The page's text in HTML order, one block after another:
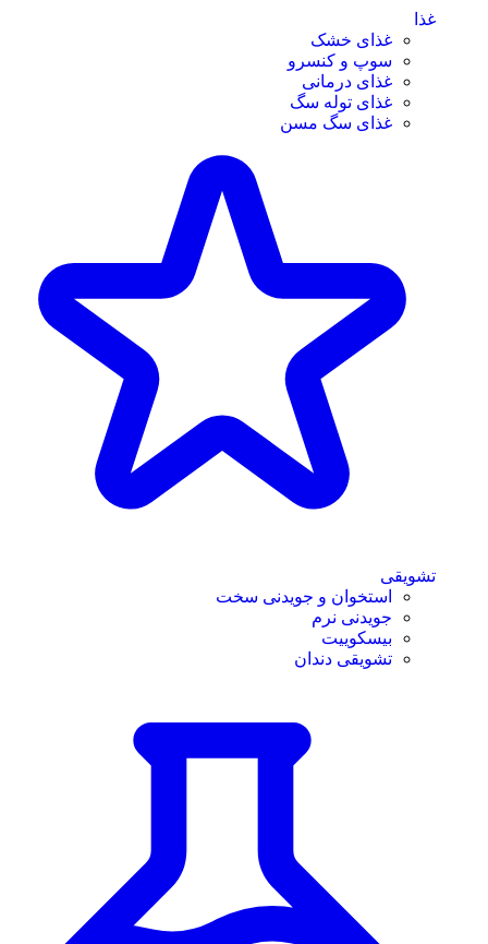
غذا
غذای خشک
سوپ و کنسرو
غذای درمانی
غذای توله سگ
غذای سگ مسن
تشویقی
استخوان و جویدنی سخت
جویدنی نرم
بیسکوییت
تشویقی دندان